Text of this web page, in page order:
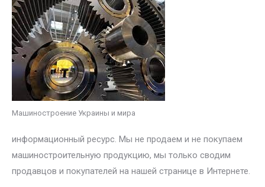
Машиностроение Украины и мира
информационный ресурс. Мы не продаем и не покупаем
машиностроительную продукцию, мы только сводим
продавцов и покупателей на нашей странице в Интернете.